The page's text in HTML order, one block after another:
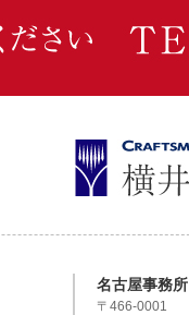
名古屋事務所
〒466-0001